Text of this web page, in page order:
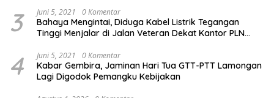
3 Juni 5, 2021 0 Komentar
Bahaya Mengintai, Diduga Kabel Listrik Tegangan
Tinggi Menjalar di Jalan Veteran Dekat Kantor PLN
4 Juni 5, 2021 0 Komentar
Kabar Gembira, Jaminan Hari Tua GTT-PTT Lamongan
Lagi Digodok Pemangku Kebijakan